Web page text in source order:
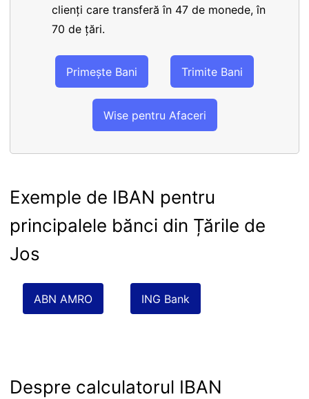
clienți care transferă în 47 de monede, în
70 de țări.
Primește Bani Trimite Bani
Wise pentru Afaceri
Exemple de IBAN pentru
principalele bănci din Țările de
Jos
ABN AMRO ING Bank
Despre calculatorul IBAN